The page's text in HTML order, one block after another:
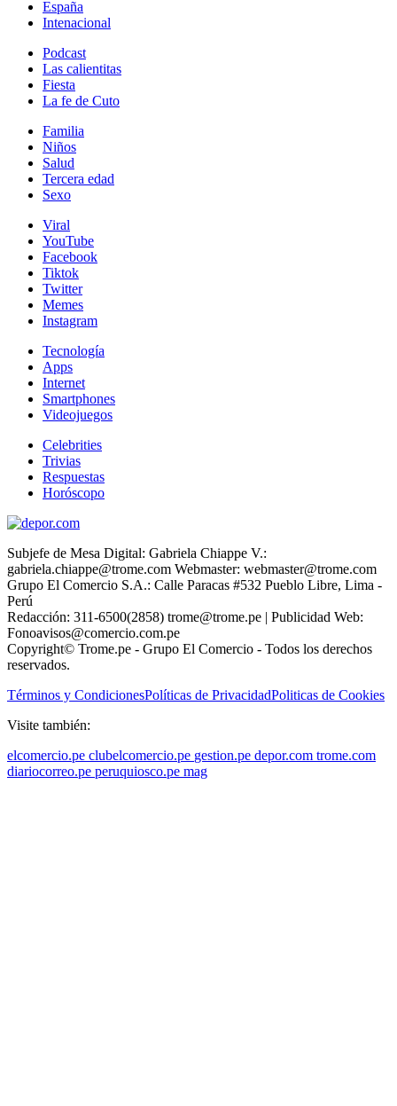
España
Intenacional
Podcast
Las calientitas
Fiesta
La fe de Cuto
Familia
Niños
Salud
Tercera edad
Sexo
Viral
YouTube
Facebook
Tiktok
Twitter
Memes
Instagram
Tecnología
Apps
Internet
Smartphones
Videojuegos
Celebrities
Trivias
Respuestas
Horóscopo
Subjefe de Mesa Digital: Gabriela Chiappe V.:
gabriela.chiappe@trome.com Webmaster: webmaster@trome.com
Grupo El Comercio S.A.: Calle Paracas #532 Pueblo Libre, Lima -
Perú
Redacción: 311-6500(2858) trome@trome.pe | Publicidad Web:
Fonoavisos@comercio.com.pe
Copyright© Trome.pe - Grupo El Comercio - Todos los derechos
reservados.
Términos y CondicionesPolíticas de PrivacidadPoliticas de Cookies
Visite también:
elcomercio.pe clubelcomercio.pe gestion.pe depor.com trome.com
diariocorreo.pe peruquiosco.pe mag